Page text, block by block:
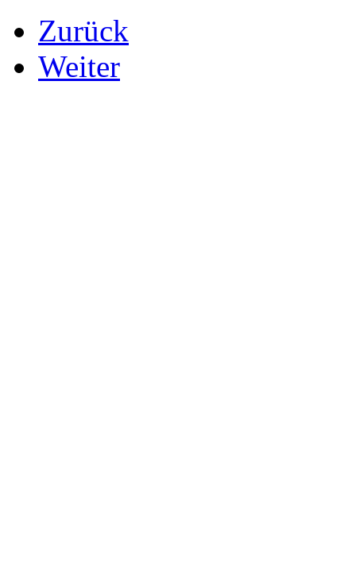
Zurück
Weiter